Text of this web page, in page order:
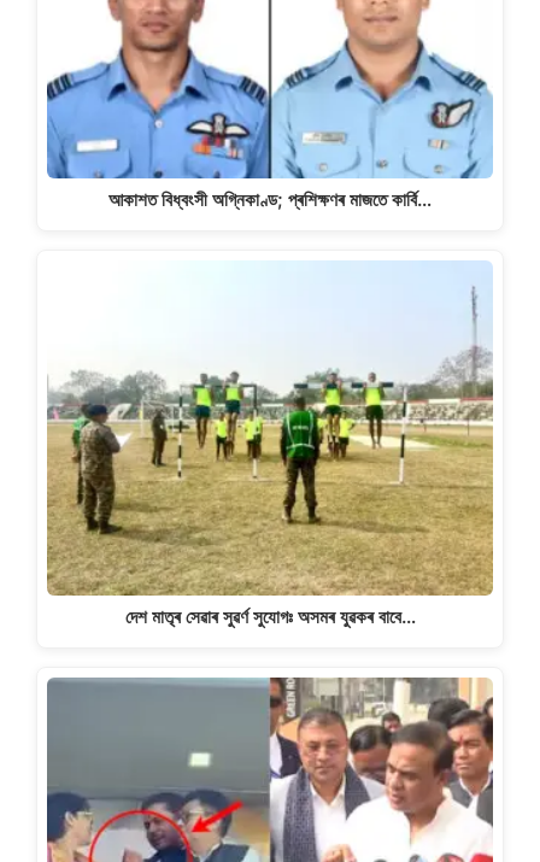
আকাশত বিধ্বংসী অগ্নিকাণ্ড; প্ৰশিক্ষণৰ মাজতে কাৰ্বি…
দেশ মাতৃৰ সেৱাৰ সুৱৰ্ণ সুযোগঃ অসমৰ যুৱকৰ বাবে…